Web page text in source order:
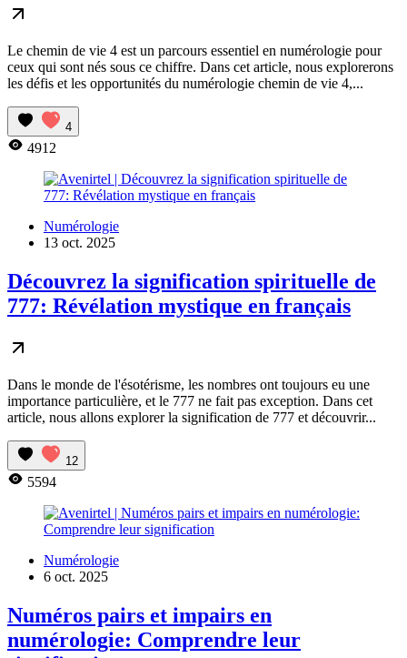
Le chemin de vie 4 est un parcours essentiel en numérologie pour
ceux qui sont nés sous ce chiffre. Dans cet article, nous explorerons
les défis et les opportunités du numérologie chemin de vie 4,...
4
4912
Numérologie
13 oct. 2025
Découvrez la signification spirituelle de
777: Révélation mystique en français
Dans le monde de l'ésotérisme, les nombres ont toujours eu une
importance particulière, et le 777 ne fait pas exception. Dans cet
article, nous allons explorer la signification de 777 et découvrir...
12
5594
Numérologie
6 oct. 2025
Numéros pairs et impairs en
numérologie: Comprendre leur